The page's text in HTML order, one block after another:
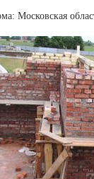
Московская